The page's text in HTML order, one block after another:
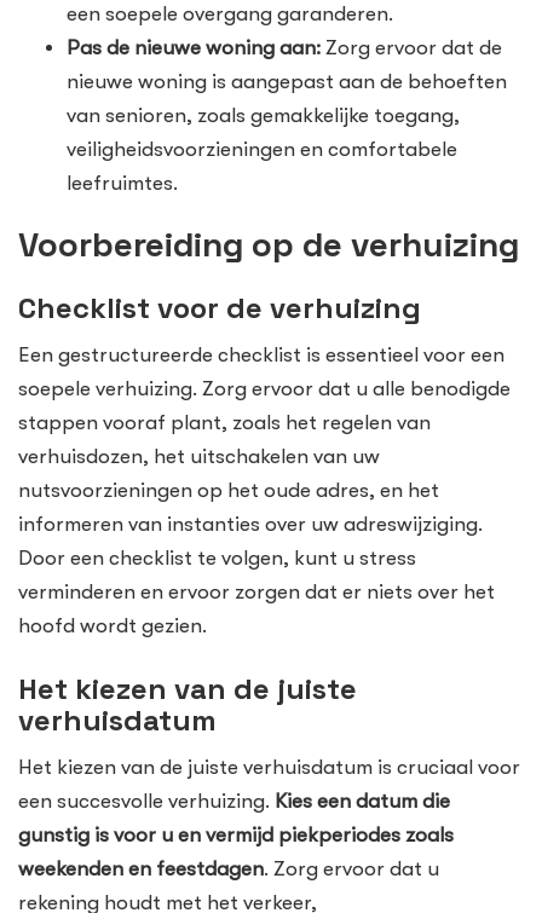
een soepele overgang garanderen.
Pas de nieuwe woning aan: Zorg ervoor dat de
nieuwe woning is aangepast aan de behoeften
van senioren, zoals gemakkelijke toegang,
veiligheidsvoorzieningen en comfortabele
leefruimtes.
Voorbereiding op de verhuizing
Checklist voor de verhuizing
Een gestructureerde checklist is essentieel voor een
soepele verhuizing. Zorg ervoor dat u alle benodigde
stappen vooraf plant, zoals het regelen van
verhuisdozen, het uitschakelen van uw
nutsvoorzieningen op het oude adres, en het
informeren van instanties over uw adreswijziging.
Door een checklist te volgen, kunt u stress
verminderen en ervoor zorgen dat er niets over het
hoofd wordt gezien.
Het kiezen van de juiste
verhuisdatum
Het kiezen van de juiste verhuisdatum is cruciaal voor
een succesvolle verhuizing. Kies een datum die
gunstig is voor u en vermijd piekperiodes zoals
weekenden en feestdagen. Zorg ervoor dat u
rekening houdt met het verkeer,